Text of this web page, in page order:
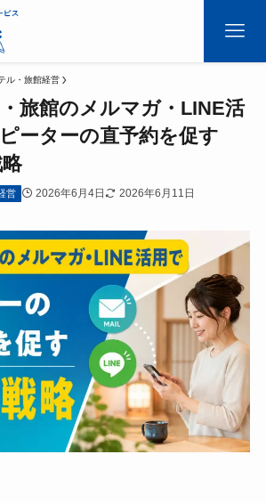
ル・旅館経営
旅館のメルマガ・LINE活
ーターの直予約を促す
営 2026年6月4日 2026年6月11日